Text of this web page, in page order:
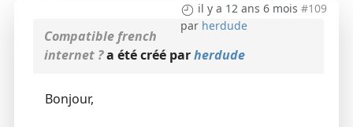
il y a 12 ans 6 mois #109
par herdude
Compatible french
internet ?a été créé parherdude
Bonjour,